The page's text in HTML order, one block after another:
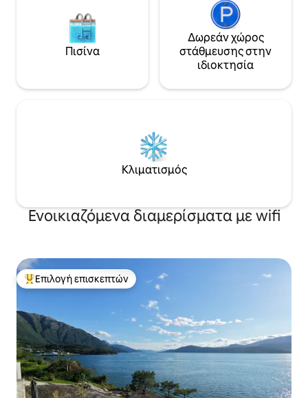
Πισίνα
Δωρεάν χώρος
στάθμευσης στην
ιδιοκτησία
Κλιματισμός
Ενοικιαζόμενα διαμερίσματα με wifi
Κορυφαία επιλογή επισκεπτών
Επιλογή επισκεπτών